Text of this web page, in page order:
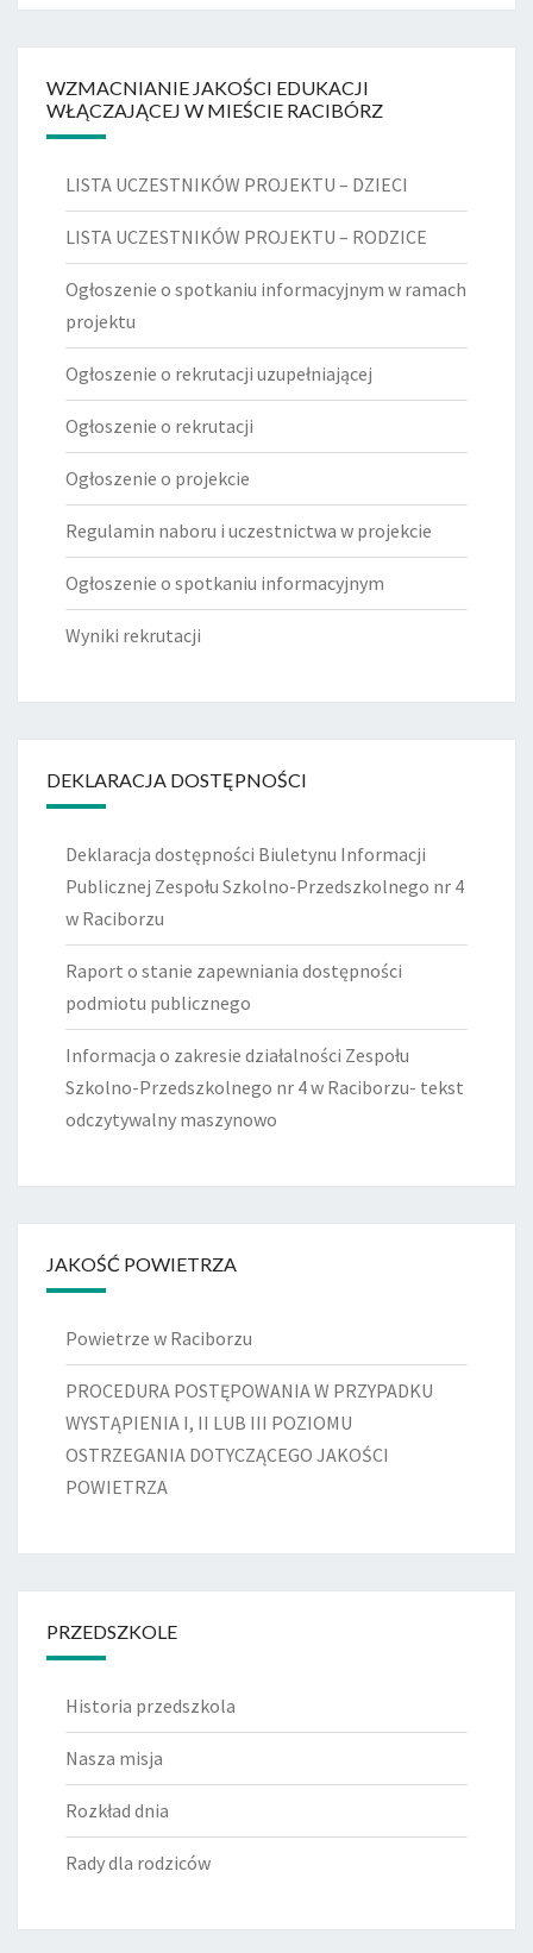
WZMACNIANIE JAKOŚCI EDUKACJI
WŁĄCZAJĄCEJ W MIEŚCIE RACIBÓRZ
LISTA UCZESTNIKÓW PROJEKTU – DZIECI
LISTA UCZESTNIKÓW PROJEKTU – RODZICE
Ogłoszenie o spotkaniu informacyjnym w ramach
projektu
Ogłoszenie o rekrutacji uzupełniającej
Ogłoszenie o rekrutacji
Ogłoszenie o projekcie
Regulamin naboru i uczestnictwa w projekcie
Ogłoszenie o spotkaniu informacyjnym
Wyniki rekrutacji
DEKLARACJA DOSTĘPNOŚCI
Deklaracja dostępności Biuletynu Informacji
Publicznej Zespołu Szkolno-Przedszkolnego nr 4
w Raciborzu
Raport o stanie zapewniania dostępności
podmiotu publicznego
Informacja o zakresie działalności Zespołu
Szkolno-Przedszkolnego nr 4 w Raciborzu- tekst
odczytywalny maszynowo
JAKOŚĆ POWIETRZA
Powietrze w Raciborzu
PROCEDURA POSTĘPOWANIA W PRZYPADKU
WYSTĄPIENIA I, II LUB III POZIOMU
OSTRZEGANIA DOTYCZĄCEGO JAKOŚCI
POWIETRZA
PRZEDSZKOLE
Historia przedszkola
Nasza misja
Rozkład dnia
Rady dla rodziców